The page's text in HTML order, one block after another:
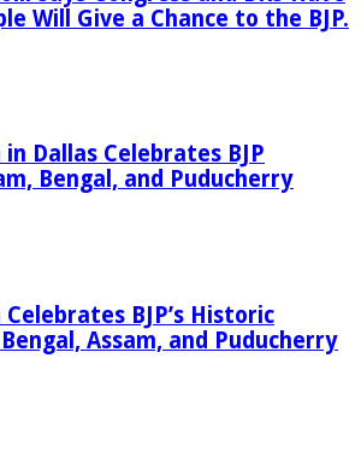
Will Give a Chance to the BJP.
Dallas Celebrates BJP
Bengal, and Puducherry
BJP’s Historic
Assam, and Puducherry